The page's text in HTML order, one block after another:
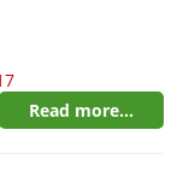
Read more...